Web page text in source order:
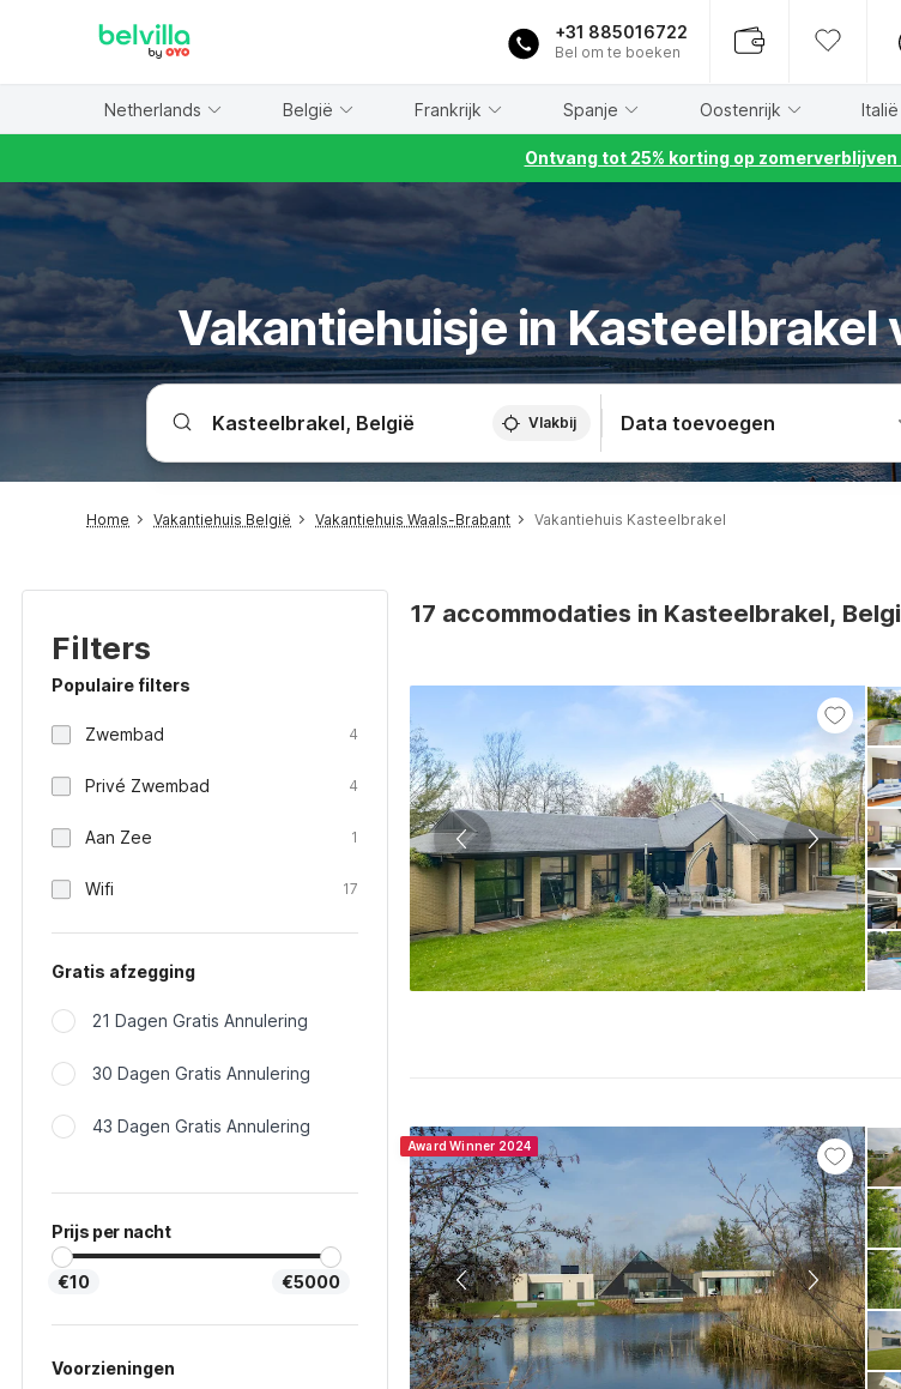
+31 885016722
Bel om te boeken
Netherlands België Frankrijk Spanje Oostenrijk Italië
Ontvang tot 25% korting op zomerverblijven
Vakantiehuisje in
Vlakbij Data toevoegen
Home Vakantiehuis België Vakantiehuis Waals-Brabant Vakantiehuis Kasteelbrakel
Filters
Populaire filters
Zwembad 4
Privé Zwembad 4
Aan Zee 1
Wifi 17
Gratis afzegging
21 Dagen Gratis Annulering
30 Dagen Gratis Annulering
43 Dagen Gratis Annulering
Prijs per nacht
€10 €5000
Voorzieningen
17 accommodaties in Kasteelbrakel,
Award Winner 2024